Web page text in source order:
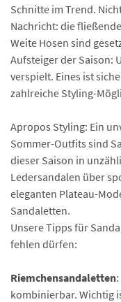
Schnitte im Trend.
Nachricht: die
Weite Hosen sind
Aufsteiger der Saison:
verspielt. Eines ist
zahlreiche Styling-
Apropos Styling: Ein
Sommer-Outfits sind
dieser Saison in
Ledersandalen über
eleganten Plateau-
Sandaletten.
Unsere Tipps für
fehlen dürfen:
Riemchensandaletten
kombinierbar. Wichtig